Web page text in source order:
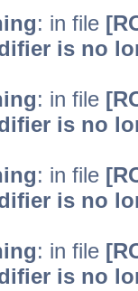
: in file
is no
: in file
is no
: in file
is no
: in file
is no